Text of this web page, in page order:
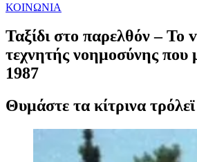
ΚΟΙΝΩΝΙΑ
Ταξίδι στο παρελθόν – Το
τεχνητής νοημοσύνης που
1987
Θυμάστε τα κίτρινα